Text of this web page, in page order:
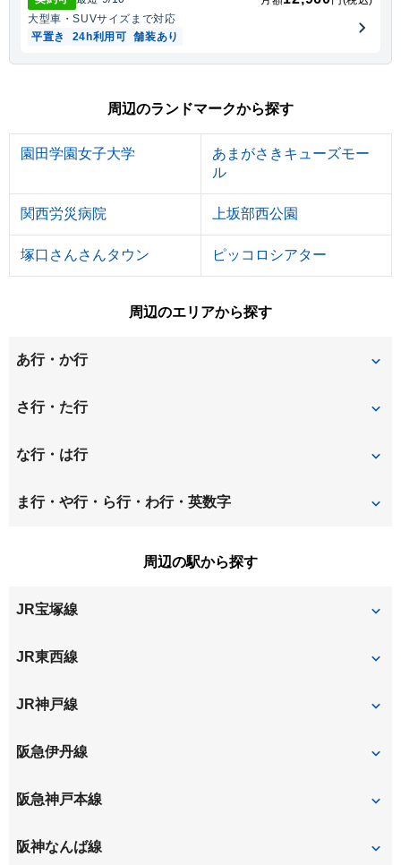
大型車・SUVサイズまで対応
平置き
24h利用可 舗装あり
周辺のランドマークから探す
園田学園女子大学
あまがさきキューズモー
ル
関西労災病院 上坂部西公園
塚口さんさんタウン ピッコロシアター
周辺のエリアから探す
あ行・か行
稲葉荘
大島
神田南通
北城内
北竹谷町
さ行・た行
昭和通
立花町 建家町
富松町
な行・は行
長洲中通 長洲西通
西本町
浜田町
東七松町
ま行・や行・ら行・わ行・英数字
周辺の駅から探す
JR宝塚線
塚口
JR東西線
尼崎
JR神戸線
尼崎
阪急伊丹線
塚口
阪急神戸本線
塚口
阪神なんば線